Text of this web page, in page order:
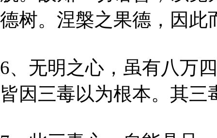
德树。涅槃之果德，因此
6、无明之心，虽有八万
皆因三毒以为根本。其三